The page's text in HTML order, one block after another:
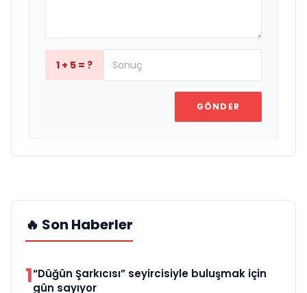
1 + 5 = ?
GÖNDER
🔥 Son Haberler
1“Düğün Şarkıcısı” seyircisiyle buluşmak için
gün sayıyor